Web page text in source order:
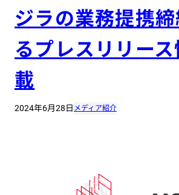
ジラの業務提携
るプレスリリー
載
2024年6月28日 メディア紹介